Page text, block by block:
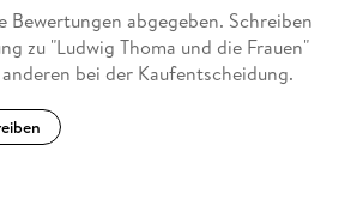
Bewertungen abgegeben. Schreiben
zu "Ludwig Thoma und die Frauen"
bei der Kaufentscheidung.